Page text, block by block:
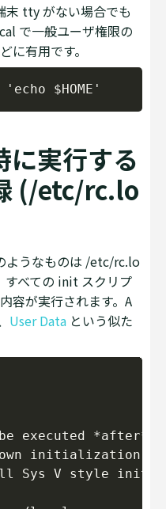
末 tty がない場合でも
で一般ユーザ権限の
に有用です。
に実行する
(/etc/rc.lo
ようなものは /etc/rc.lo
すべての init スクリプ
容が実行されます。A
User Data という似た
executed
own initialization
Sys V style init